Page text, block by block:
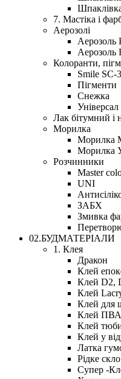
7. Мастіка і
Аерозолі
Аерозоль
Аерозоль
Колоранти,
Smile SC-
Пігменти
Снежка
Лак бітумний і
Морилка
Морилка
Морилка
Розчинники
Master
UNI
ЗАБХ
Змивка
02.БУДМАТЕРІАЛИ
1. Клея
Дракон
Клей
Клей D2,
Клей
Клей для
Клей ПВА
Клей
Клей у
Латка
Рідке скло
Супер -